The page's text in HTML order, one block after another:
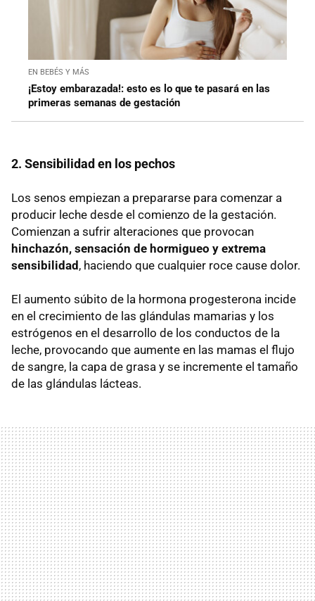
EN BEBÉS Y MÁS
¡Estoy embarazada!: esto es lo que te pasará en las
primeras semanas de gestación
2. Sensibilidad en los pechos
Los senos empiezan a prepararse para comenzar a
producir leche desde el comienzo de la gestación.
Comienzan a sufrir alteraciones que provocan
hinchazón, sensación de hormigueo y extrema
sensibilidad, haciendo que cualquier roce cause dolor.
El aumento súbito de la hormona progesterona incide
en el crecimiento de las glándulas mamarias y los
estrógenos en el desarrollo de los conductos de la
leche, provocando que aumente en las mamas el flujo
de sangre, la capa de grasa y se incremente el tamaño
de las glándulas lácteas.